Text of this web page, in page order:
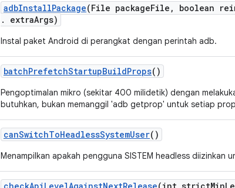
adbInstallPackage(File packageFile , boolean
.
extraArgs)
Instal paket Android di perangkat dengan perintah adb.
batchPrefetchStartupBuildProps()
Pengoptimalan mikro (sekitar 400 milidetik) dengan
butuhkan, bukan memanggil 'adb getprop' untuk setiap
canSwitchToHeadlessSystemUser()
Menampilkan apakah pengguna SISTEM headless diizinkan